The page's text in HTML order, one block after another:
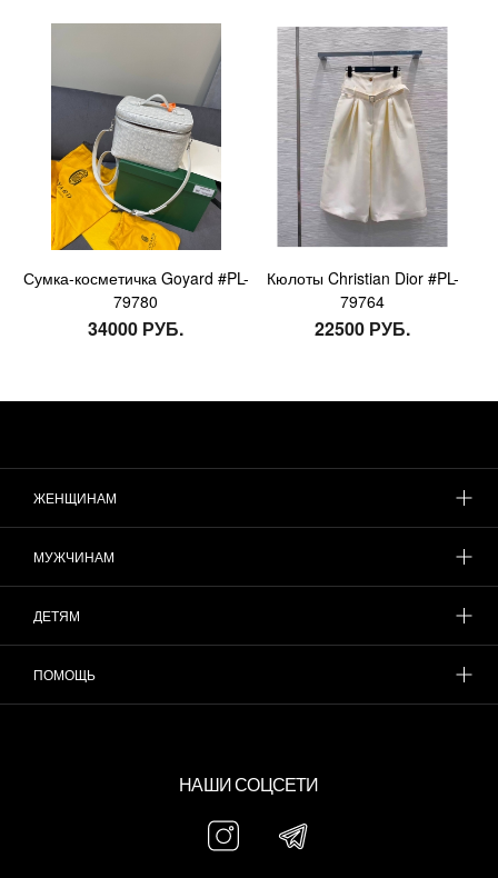
Сумка-косметичка Goyard #PL-
79780
34000 РУБ.
Кюлоты Christian Dior #PL-
79764
22500 РУБ.
ЖЕНЩИНАМ
МУЖЧИНАМ
ДЕТЯМ
ПОМОЩЬ
НАШИ СОЦСЕТИ